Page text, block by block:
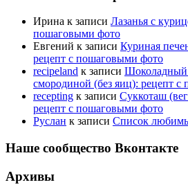
Ирина к записи Лазанья с
пошаговыми фото
Евгений к записи Куриная
рецепт с пошаговыми фото
recipeland к записи Шоколадный
смородиной (без яиц): рецепт
recepting к записи Суккоташ
рецепт с пошаговыми фото
Руслан к записи Список
Наше сообщество Вконтакте
Архивы